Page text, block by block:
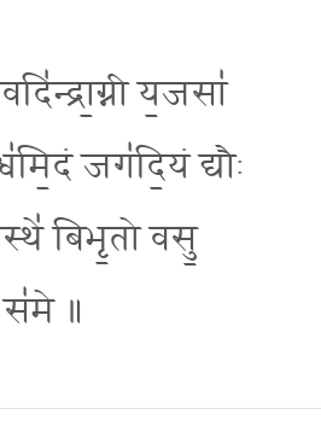
य॒जसा॑
जग॑दि॒यं द्यौः
बिभृ॒तो वसु॒
स॑मे ॥